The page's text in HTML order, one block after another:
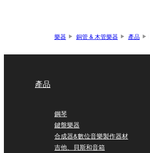
樂器 銅管 & 木管樂器 產品
產品
鋼琴
鍵盤樂器
合成器&數位音樂製作器材
吉他、貝斯和音箱